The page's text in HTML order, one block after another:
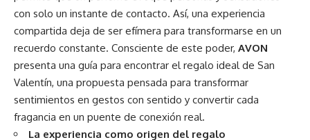
con solo un instante de contacto. Así, una experiencia
compartida deja de ser efímera para transformarse en un
recuerdo constante. Consciente de este poder, AVON
presenta una guía para encontrar el regalo ideal de San
Valentín, una propuesta pensada para transformar
sentimientos en gestos con sentido y convertir cada
fragancia en un puente de conexión real.
La experiencia como origen del regalo